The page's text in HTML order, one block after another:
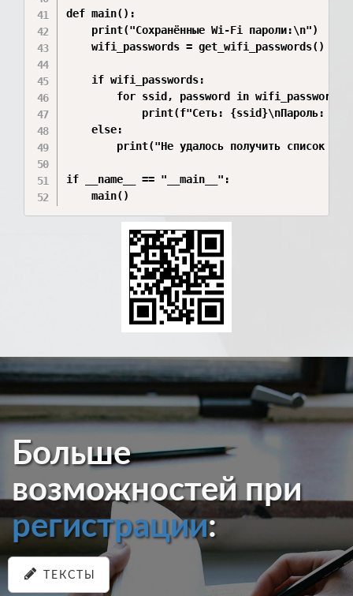
def main():
    print("Сохранённые Wi-Fi пароли:\n")
    wifi_passwords = get_wifi_passwords()
    if wifi_passwords:
        for ssid, password in wifi_passwords:
print(f"Сеть: {ssid}\nПароль:
    else:
print("Не удалось получить список
if __name__ == "__main__":
    main()
Больше
возможностей при
регистрации:
ТЕКСТЫ